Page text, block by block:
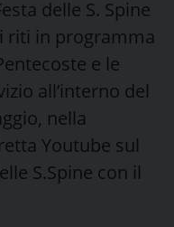
delle S. Spine
riti in programma
e le
all’interno del
nella
Youtube sul
S.Spine con il